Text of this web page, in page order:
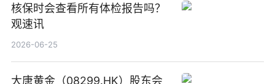
核保时会查看所有体检报告吗？
观速讯
2026-06-25
大唐黄金（08299.HK）股东会